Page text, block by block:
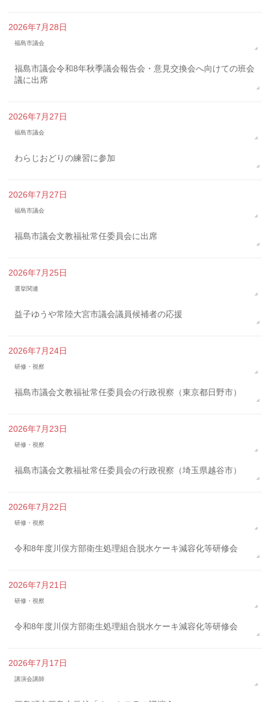
2026年7月28日
福島市議会
福島市議会令和8年秋季議会報告会・意見交換会へ向けての班会
議に出席
2026年7月27日
福島市議会
わらじおどりの練習に参加
2026年7月27日
福島市議会
福島市議会文教福祉常任委員会に出席
2026年7月25日
選挙関連
益子ゆうや常陸大宮市議会議員候補者の応援
2026年7月24日
研修・視察
福島市議会文教福祉常任委員会の行政視察（東京都日野市）
2026年7月23日
研修・視察
福島市議会文教福祉常任委員会の行政視察（埼玉県越谷市）
2026年7月22日
研修・視察
令和8年度川俣方部衛生処理組合脱水ケーキ減容化等研修会
2026年7月21日
研修・視察
令和8年度川俣方部衛生処理組合脱水ケーキ減容化等研修会
2026年7月17日
講演会講師